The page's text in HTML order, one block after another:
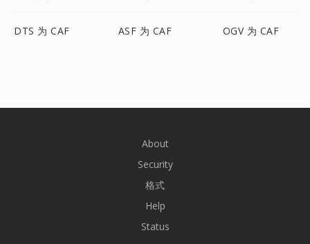
DTS 为 CAF ASF 为 CAF OGV 为 CAF
About
Security
格式
Help
Status